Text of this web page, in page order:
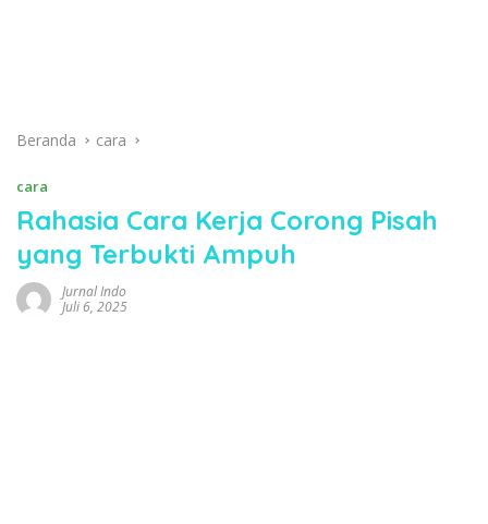
Beranda cara
cara
Rahasia Cara Kerja Corong Pisah
yang Terbukti Ampuh
Jurnal Indo
Juli 6, 2025